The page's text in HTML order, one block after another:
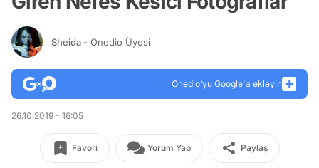
Sheida - Onedio Üyesi
Onedio’yu Google'a ekleyin
26.10.2019 - 16:05
Favori Yorum Yap Paylaş